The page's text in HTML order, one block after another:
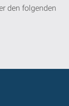
den folgenden